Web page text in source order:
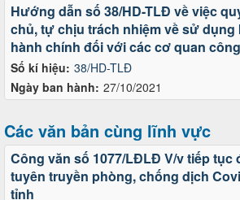
Số kí hiệu: 38/HD-TLĐ
Ngày ban hành: 27/10/2021
Hướng dẫn số 38/HD-TLĐ về việc
chủ, tự chịu trách nhiệm về sử dụng
hành chính đối với các cơ quan
Các văn bản cùng lĩnh vực
Công văn số 1077/LĐLĐ V/v tiếp tục
tuyên truyền phòng, chống dịch
tỉnh